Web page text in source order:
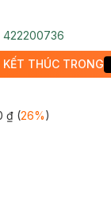
422200736
KẾT THÚC TRONG
₫(26%)